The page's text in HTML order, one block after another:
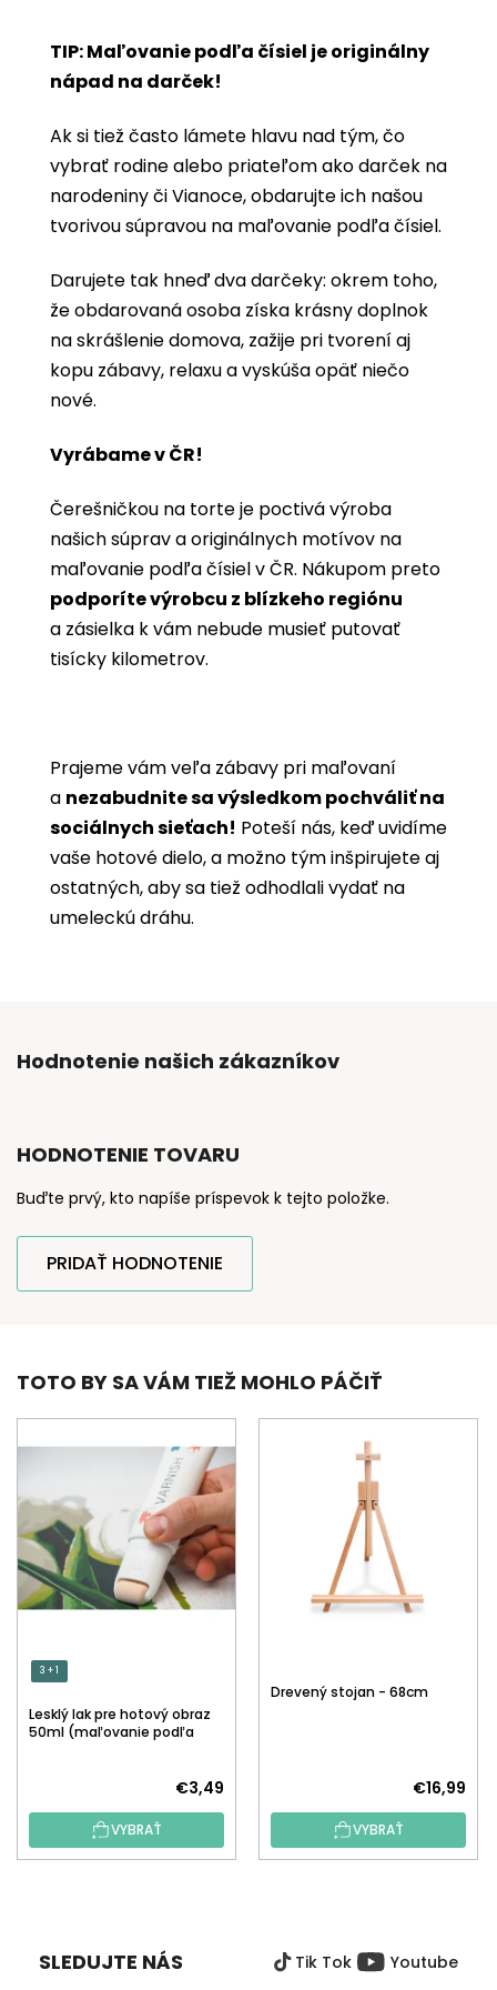
TIP: Maľovanie podľa čísiel je originálny
nápad na darček!
Ak si tiež často lámete hlavu nad tým, čo
vybrať rodine alebo priateľom ako darček na
narodeniny či Vianoce, obdarujte ich našou
tvorivou súpravou na maľovanie podľa čísiel.
Darujete tak hneď dva darčeky: okrem toho,
že obdarovaná osoba získa krásny doplnok
na skrášlenie domova, zažije pri tvorení aj
kopu zábavy, relaxu a vyskúša opäť niečo
nové.
Vyrábame v ČR!
Čerešničkou na torte je poctivá výroba
našich súprav a originálnych motívov na
maľovanie podľa čísiel v ČR. Nákupom preto
podporíte výrobcu z blízkeho regiónu
a zásielka k vám nebude musieť putovať
tisícky kilometrov.
Prajeme vám veľa zábavy pri maľovaní
a nezabudnite sa výsledkom pochváliť na
sociálnych sieťach! Poteší nás, keď uvidíme
vaše hotové dielo, a možno tým inšpirujete aj
ostatných, aby sa tiež odhodlali vydať na
umeleckú dráhu.
Hodnotenie našich zákazníkov
HODNOTENIE TOVARU
Buďte prvý, kto napíše príspevok k tejto položke.
PRIDAŤ HODNOTENIE
TOTO BY SA VÁM TIEŽ MOHLO PÁČIŤ
3 + 1
Lesklý lak pre hotový obraz
50ml (maľovanie podľa
€3,49
VYBRAŤ
Drevený stojan - 68cm
€16,99
VYBRAŤ
SLEDUJTE NÁS Tik Tok Youtube